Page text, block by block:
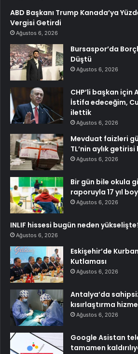
ABD Başkanı Trump Kanada’ya
Vergisi Getirdi
Ağustos 6, 2026
Bursaspor’da
Düştü
Ağustos 6, 2026
CHP’li başkan için
İstifa edeceğim,
ilettik
Ağustos 6, 2026
Mevduat faizleri
TL’nin aylık
Ağustos 6, 2026
Bir gün bile okula
raporuyla 17 yıl
Ağustos 6, 2026
INLIF hissesi bugün neden
Ağustos 6, 2026
Eskişehir’de
Kutlaması
Ağustos 6, 2026
Antalya’da
kısırlaştırma
Ağustos 6, 2026
Google Asistan
tamamen